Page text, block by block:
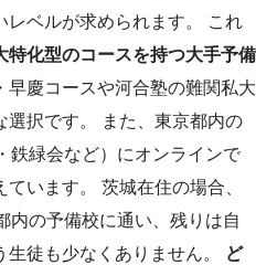
レベルが求められます。 これ
特化型のコースを持つ大手予備
早慶コースや河合塾の難関私大
選択です。 また、東京都内の
鉄緑会など）にオンラインで
います。 茨城在住の場合、
内の予備校に通い、残りは自
徒も少なくありません。
ど